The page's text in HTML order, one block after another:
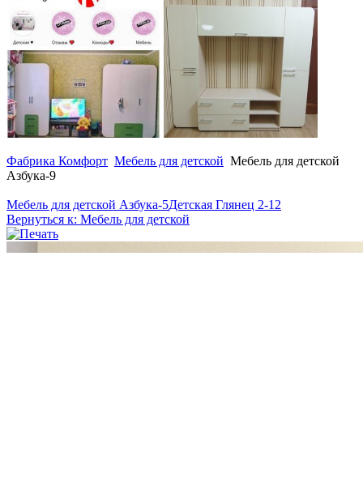
Фабрика Комфорт Мебель для детской Мебель для детской
Азбука-9
Мебель для детской Азбука-5Детская Глянец 2-12
Вернуться к: Мебель для детской